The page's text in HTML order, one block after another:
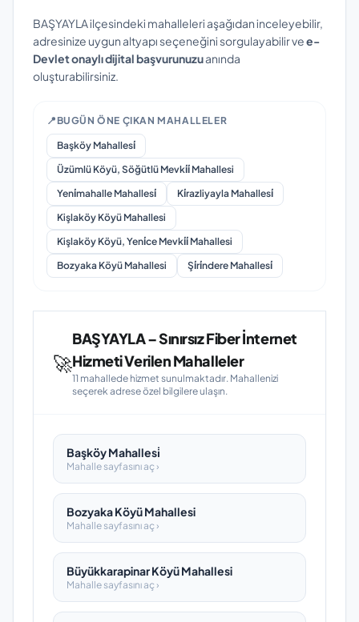
BAŞYAYLA ilçesindeki mahalleleri aşağıdan inceleyebilir,
adresinize uygun altyapı seçeneğini sorgulayabilir vee-
Devlet onaylı dijital başvurunuzuanında
oluşturabilirsiniz.
📍 BUGÜN ÖNE ÇIKAN MAHALLELER
Başköy Mahallesi̇
Üzümlü Köyü, Söğütlü Mevki̇i̇ Mahallesi
Yeni̇mahalle Mahallesi̇
Ki̇razliyayla Mahallesi̇
Kişlaköy Köyü Mahallesi
Kişlaköy Köyü, Yeni̇ce Mevki̇i̇ Mahallesi
Bozyaka Köyü Mahallesi
Şi̇ri̇ndere Mahallesi̇
🚀
BAŞYAYLA – Sınırsız Fiber İnternet
Hizmeti Verilen Mahalleler
11 mahallede hizmet sunulmaktadır. Mahallenizi
seçerek adrese özel bilgilere ulaşın.
Başköy Mahallesi̇
Mahalle sayfasını aç ›
Bozyaka Köyü Mahallesi
Mahalle sayfasını aç ›
Büyükkarapinar Köyü Mahallesi
Mahalle sayfasını aç ›